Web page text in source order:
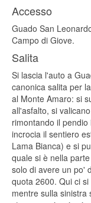
Accesso
Guado San
Campo di Giove.
Salita
Si lascia l'auto a
canonica salita per
al Monte Amaro: si
all'asfalto, si
rimontando il
incrocia il sentiero
Lama Bianca) e si
quale si è nella
solo di avere un po'
quota 2600. Qui ci
mentre sulla sinistra